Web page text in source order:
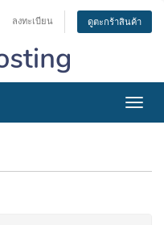
ลงทะเบียน ดูตะกร้าสินค้า